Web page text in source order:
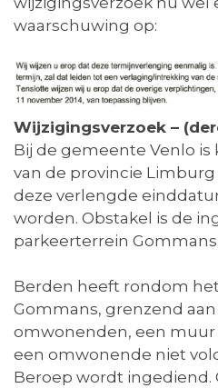
waarschuwing op:
Wijzigingsverzoek –
Bij de gemeente Venlo is
van de provincie
deze verlengde
worden. Obstakel is de
parkeerterrein Gommans.
Berden heeft rondom
Gommans, grenzend
omwonenden, een
een omwonende niet
Beroep wordt ingediend.